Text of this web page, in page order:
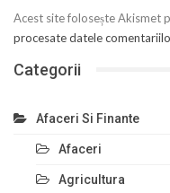
Acest site folosește Akismet
procesate datele
Categorii
Afaceri Si Finante
Afaceri
Agricultura